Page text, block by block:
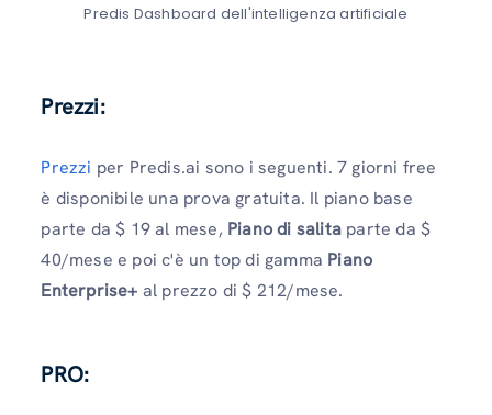
Predis Dashboard dell'intelligenza artificiale
Prezzi:
Prezzi per Predis.ai sono i seguenti. 7 giorni free
è disponibile una prova gratuita. Il piano base
parte da $ 19 al mese, Piano di salita parte da $
40/mese e poi c'è un top di gamma Piano
Enterprise+ al prezzo di $ 212/mese.
PRO: